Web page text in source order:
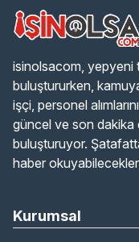
isinolsacom, yepyeni
buluştururken,
işçi, personel
güncel ve son dakika
buluşturuyor.
haber
Kurumsal